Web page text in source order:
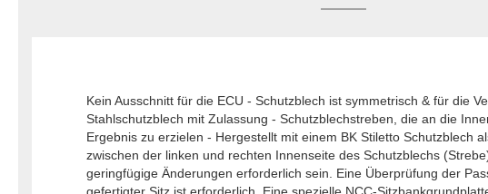
Kein Ausschnitt für die ECU - Schutzblech ist symmetrisch & für die
Stahlschutzblech mit Zulassung - Schutzblechstreben, die an die
Ergebnis zu erzielen - Hergestellt mit einem BK Stiletto Schutzblech
zwischen der linken und rechten Innenseite des Schutzblechs
geringfügige Änderungen erforderlich sein. Eine Überprüfung der